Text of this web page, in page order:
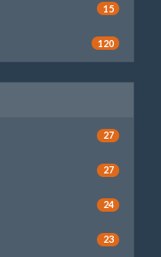
15
120
27
27
24
23